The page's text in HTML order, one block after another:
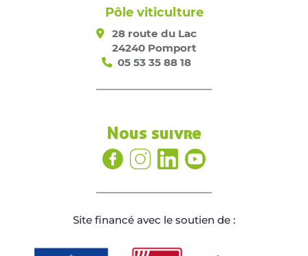
Pôle viticulture
28 route du Lac
24240 Pomport
05 53 35 88 18
Nous suivre
Site ﬁnancé avec le soutien de :